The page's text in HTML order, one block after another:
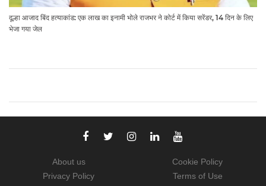
दूल्हा आजाद बिंद हत्याकांड: एक लाख का इनामी भोले राजभर ने कोर्ट में किया सरेंडर, 14 दिन के लिए
भेजा गया जेल
About us
Privacy Policy
Cookie Policy
Terms of Use